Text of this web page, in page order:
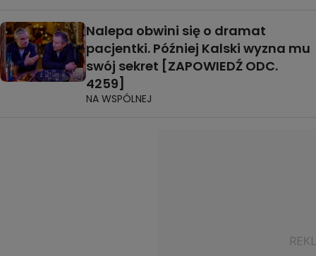
Nalepa obwini się o dramat
pacjentki. Później Kalski wyzna mu
swój sekret [ZAPOWIEDŹ ODC.
4259]
NA WSPÓLNEJ